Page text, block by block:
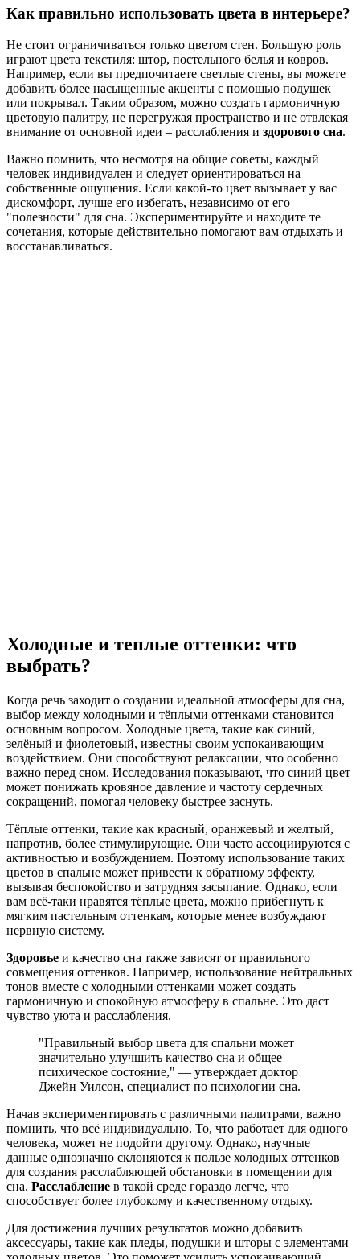
Как правильно использовать цвета в интерьере?
Не стоит ограничиваться только цветом стен. Большую роль
играют цвета текстиля: штор, постельного белья и ковров.
Например, если вы предпочитаете светлые стены, вы можете
добавить более насыщенные акценты с помощью подушек
или покрывал. Таким образом, можно создать гармоничную
цветовую палитру, не перегружая пространство и не отвлекая
внимание от основной идеи – расслабления и здорового сна.
Важно помнить, что несмотря на общие советы, каждый
человек индивидуален и следует ориентироваться на
собственные ощущения. Если какой-то цвет вызывает у вас
дискомфорт, лучше его избегать, независимо от его
"полезности" для сна. Экспериментируйте и находите те
сочетания, которые действительно помогают вам отдыхать и
восстанавливаться.
Холодные и теплые оттенки: что
выбрать?
Когда речь заходит о создании идеальной атмосферы для сна,
выбор между холодными и тёплыми оттенками становится
основным вопросом. Холодные цвета, такие как синий,
зелёный и фиолетовый, известны своим успокаивающим
воздействием. Они способствуют релаксации, что особенно
важно перед сном. Исследования показывают, что синий цвет
может понижать кровяное давление и частоту сердечных
сокращений, помогая человеку быстрее заснуть.
Тёплые оттенки, такие как красный, оранжевый и желтый,
напротив, более стимулирующие. Они часто ассоциируются с
активностью и возбуждением. Поэтому использование таких
цветов в спальне может привести к обратному эффекту,
вызывая беспокойство и затрудняя засыпание. Однако, если
вам всё-таки нравятся тёплые цвета, можно прибегнуть к
мягким пастельным оттенкам, которые менее возбуждают
нервную систему.
Здоровье и качество сна также зависят от правильного
совмещения оттенков. Например, использование нейтральных
тонов вместе с холодными оттенками может создать
гармоничную и спокойную атмосферу в спальне. Это даст
чувство уюта и расслабления.
"Правильный выбор цвета для спальни может
значительно улучшить качество сна и общее
психическое состояние," — утверждает доктор
Джейн Уилсон, специалист по психологии сна.
Начав экспериментировать с различными палитрами, важно
помнить, что всё индивидуально. То, что работает для одного
человека, может не подойти другому. Однако, научные
данные однозначно склоняются к пользе холодных оттенков
для создания расслабляющей обстановки в помещении для
сна. Расслабление в такой среде гораздо легче, что
способствует более глубокому и качественному отдыху.
Для достижения лучших результатов можно добавить
аксессуары, такие как пледы, подушки и шторы с элементами